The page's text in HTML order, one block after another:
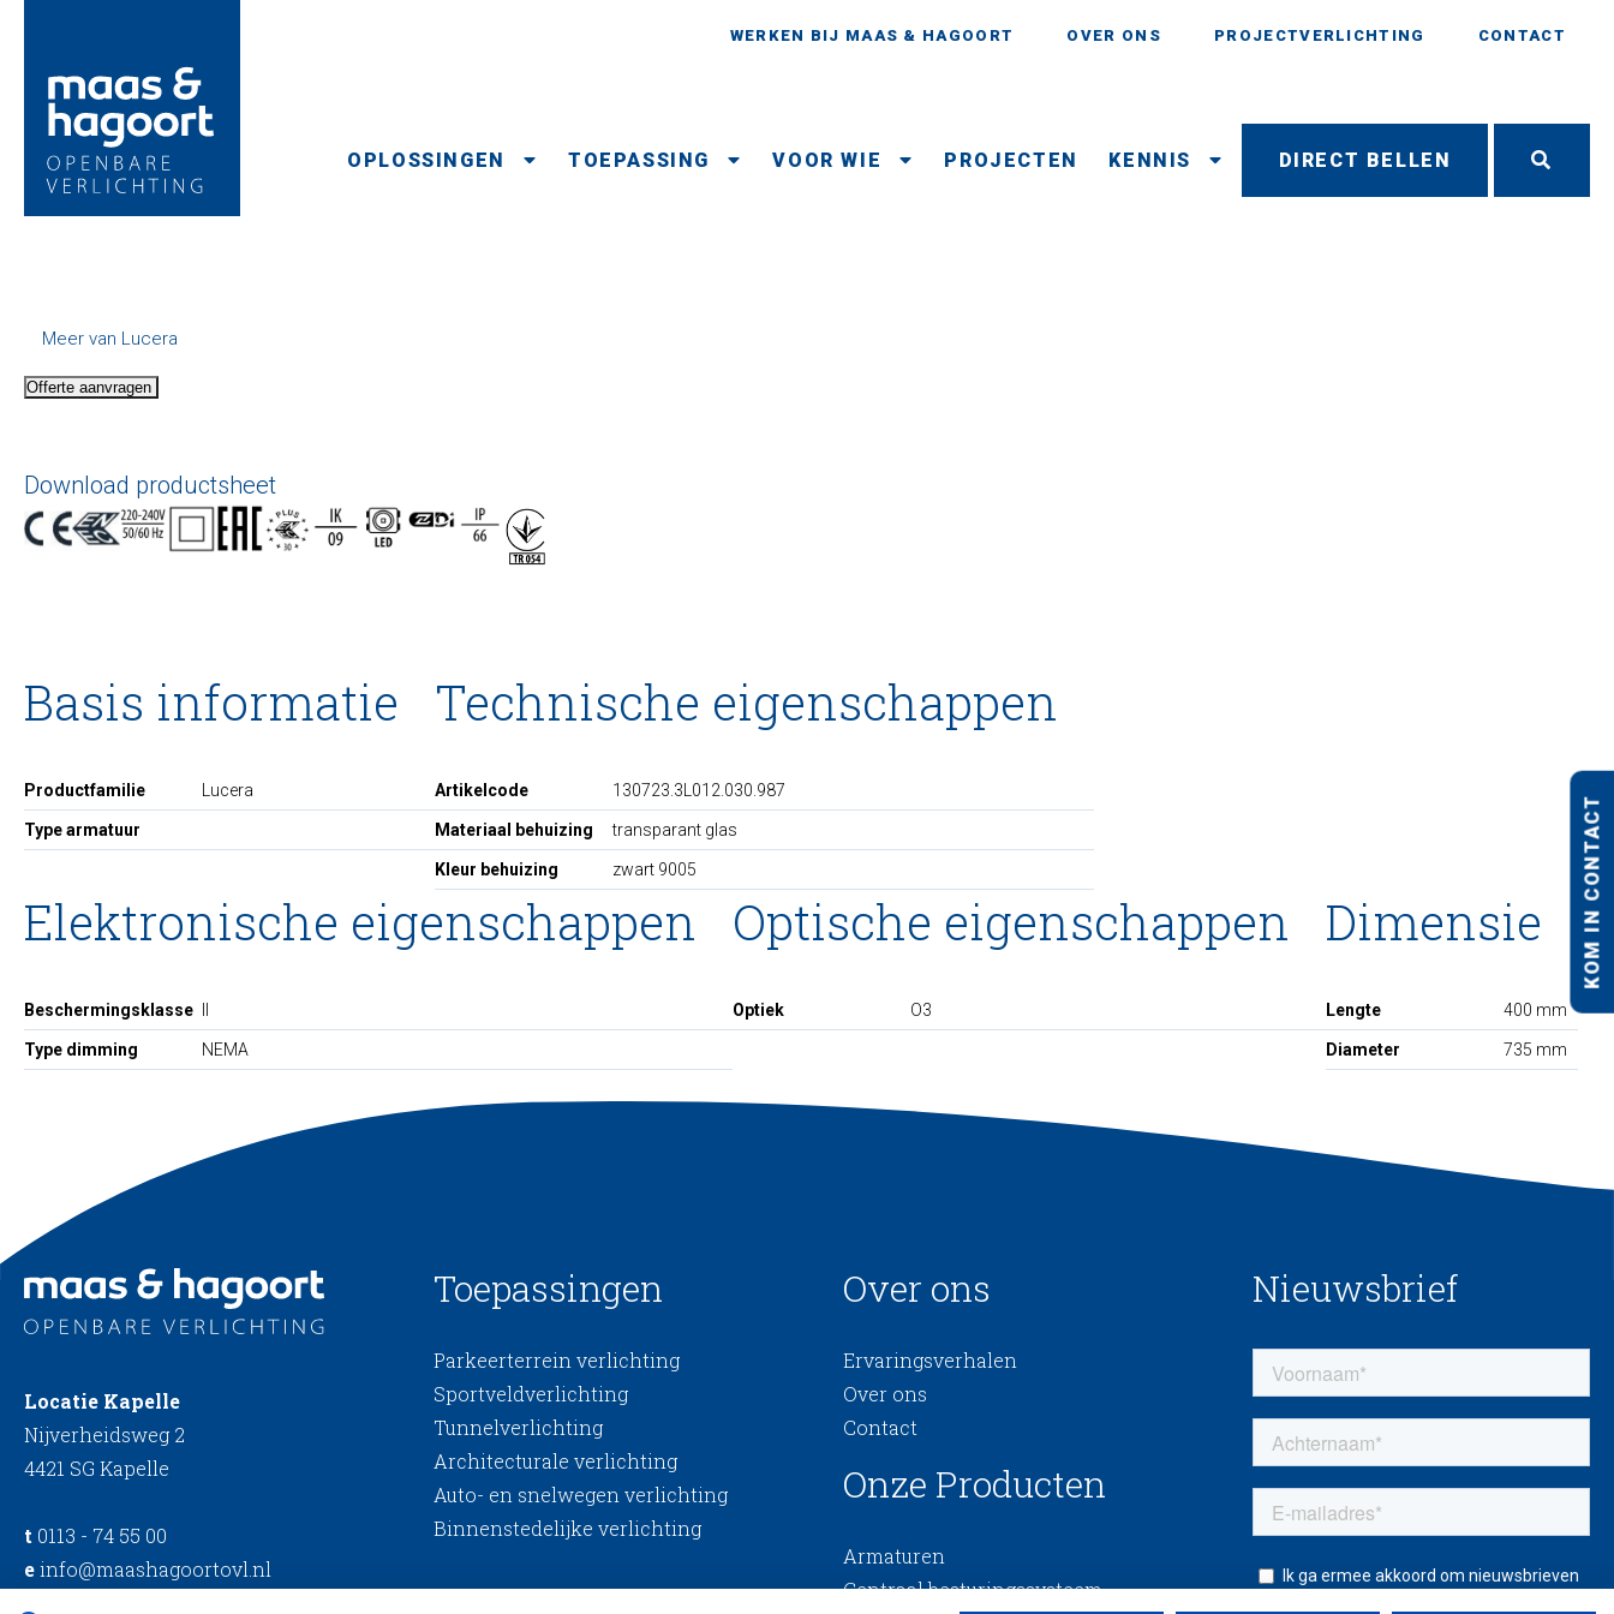
KOM IN CONTACT
WERKEN BIJ MAAS & HAGOORT OVER ONS PROJECTVERLICHTING CONTACT
OPLOSSINGEN TOEPASSING VOOR WIE PROJECTEN KENNIS DIRECT BELLEN
Meer van Lucera
Offerte aanvragen
Download productsheet
Basis informatie
Productfamilie Lucera
Type armatuur
Technische eigenschappen
Artikelcode 130723.3L012.030.987
Materiaal behuizing transparant glas
Kleur behuizing zwart 9005
Elektronische eigenschappen
Beschermingsklasse
Type dimming NEMA
Optische eigenschappen
Optiek O3
Dimensie
Lengte 400 mm
Diameter 735 mm
Locatie Kapelle
Nijverheidsweg 2
4421 SG Kapelle
t 0113 - 74 55 00
einfo@maashagoortovl.nl
Toepassingen
Parkeerterrein verlichting
Sportveldverlichting
Tunnelverlichting
Architecturale verlichting
Auto- en snelwegen verlichting
Binnenstedelijke verlichting
Over ons
Ervaringsverhalen
Over ons
Contact
Onze Producten
Armaturen
Centraal besturingssysteem
Nieuwsbrief